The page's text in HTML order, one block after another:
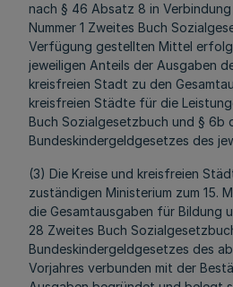
nach § 46 Absatz 8 in
Nummer 1 Zweites Buch
Verfügung gestellten Mittel
jeweiligen Anteils der Ausgaben
kreisfreien Stadt zu den
kreisfreien Städte für die
Buch Sozialgesetzbuch und § 6b
Bundeskindergeldgesetzes des
(3) Die Kreise und kreisfreien
zuständigen Ministerium zum 15.
die Gesamtausgaben für Bildung
28 Zweites Buch
Bundeskindergeldgesetzes des
Vorjahres verbunden mit der